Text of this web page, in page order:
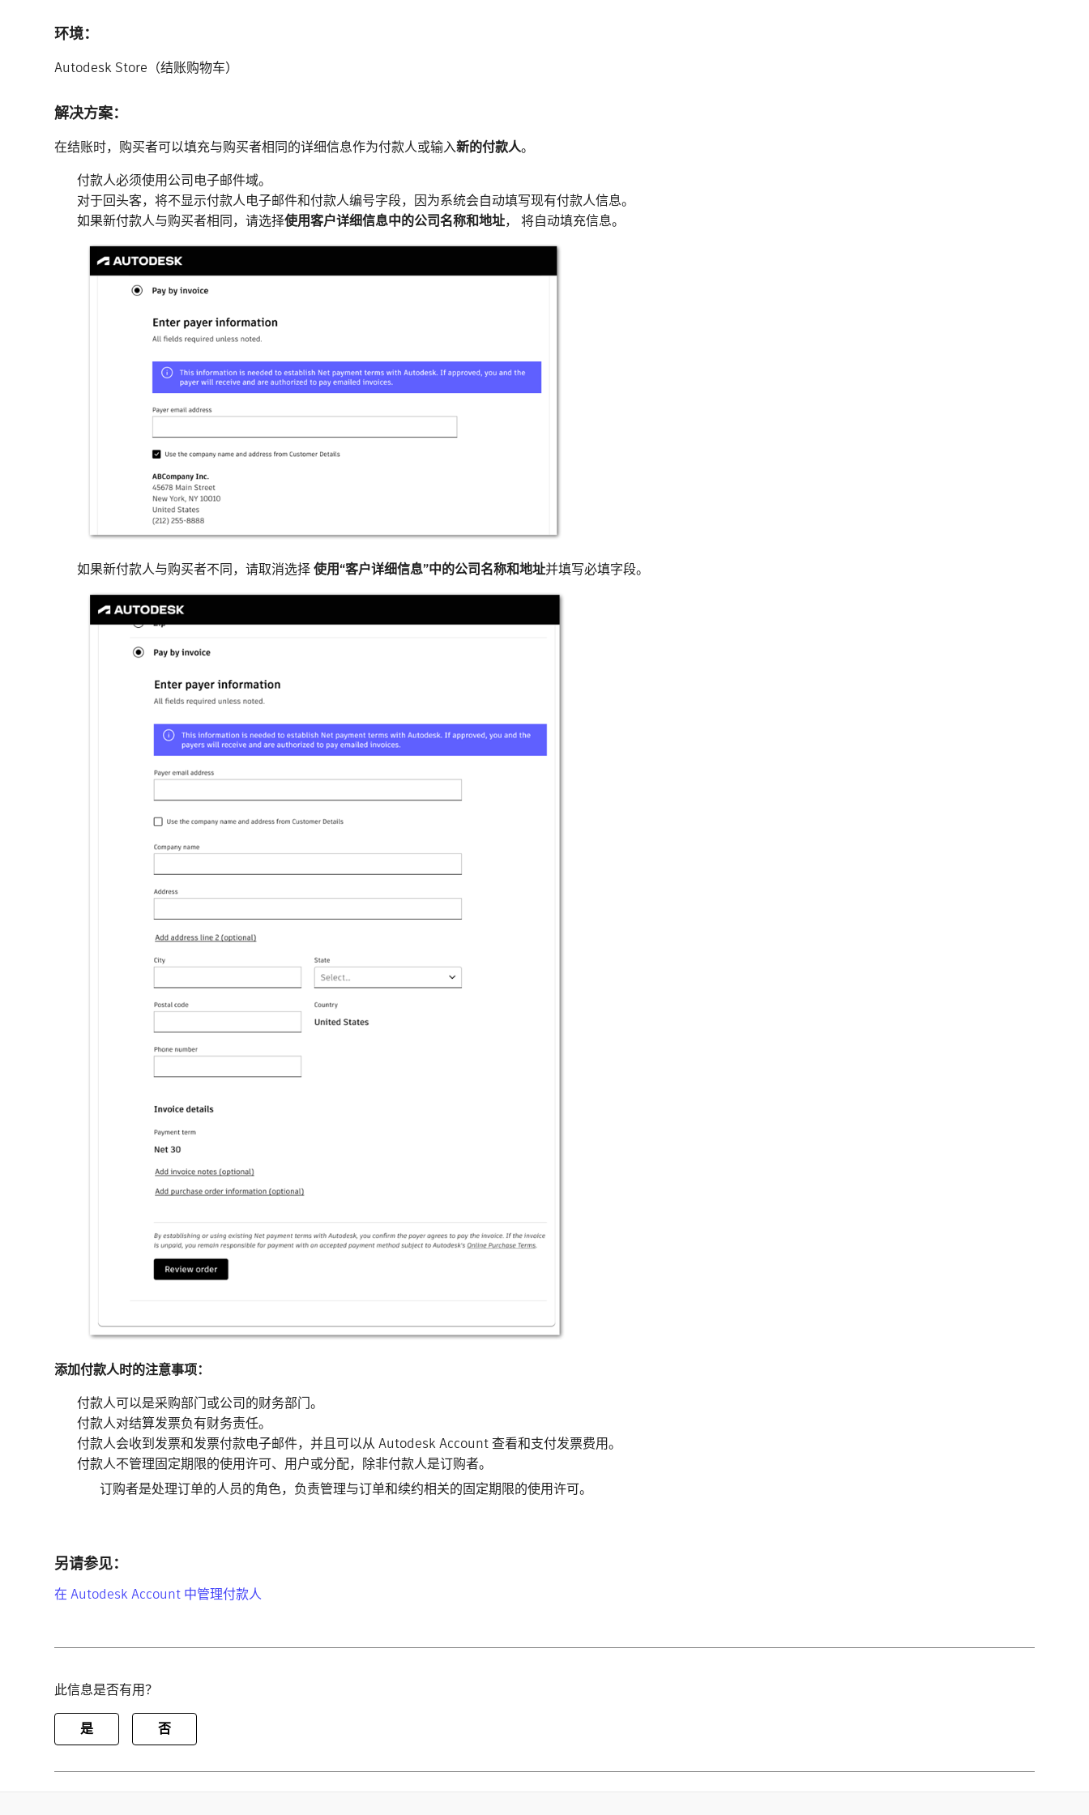
环境：
Autodesk Store（结账购物车）
解决方案：
在结账时，购买者可以填充与购买者相同的详细信息作为付款人或输入新的付款人。
付款人必须使用公司电子邮件域。
对于回头客，将不显示付款人电子邮件和付款人编号字段，因为系统会自动填写现有付款人信息。
如果新付款人与购买者相同，请选择使用客户详细信息中的公司名称和地址， 将自动填充信息。
如果新付款人与购买者不同，请取消选择使用“客户详细信息”中的公司名称和地址并填写必填字段。
添加付款人时的注意事项：
付款人可以是采购部门或公司的财务部门。
付款人对结算发票负有财务责任。
付款人会收到发票和发票付款电子邮件，并且可以从 Autodesk Account 查看和支付发票费用。
付款人不管理固定期限的使用许可、用户或分配，除非付款人是订购者。
订购者是处理订单的人员的角色，负责管理与订单和续约相关的固定期限的使用许可。
另请参见：
在 Autodesk Account 中管理付款人
此信息是否有用？
是 否